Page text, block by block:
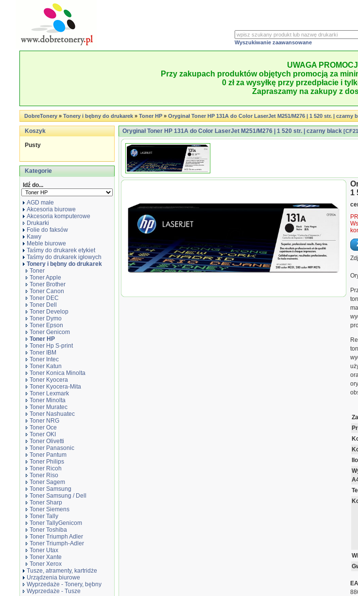
Wyszukiwanie zaawansowane
UWAGA
Przy zakupach produktów objętych promocją za
0 zł za wysyłkę przy przedpłacie i
Zapraszamy na zakupy z
DobreTonery»Tonery i bębny do drukarek»Toner HP»Oryginał Toner HP 131A do Color LaserJet M251/M276 | 1 520 str. | czarny
Koszyk
Pusty
Kategorie
Idź do...
AGD małe
Akcesoria biurowe
Akcesoria komputerowe
Drukarki
Folie do faksów
Kawy
Meble biurowe
Taśmy do drukarek etykiet
Taśmy do drukarek igłowych
Tonery i bębny do drukarek
Toner
Toner Apple
Toner Brother
Toner Canon
Toner DEC
Toner Dell
Toner Develop
Toner Dymo
Toner Epson
Toner Genicom
Toner HP
Toner Hp S-print
Toner IBM
Toner Intec
Toner Katun
Toner Konica Minolta
Toner Kyocera
Toner Kyocera-Mita
Toner Lexmark
Toner Minolta
Toner Muratec
Toner Nashuatec
Toner NRG
Toner Oce
Toner OKI
Toner Olivetti
Toner Panasonic
Toner Pantum
Toner Philips
Toner Ricoh
Toner Riso
Toner Sagem
Toner Samsung
Toner Samsung / Dell
Toner Sharp
Toner Siemens
Toner Tally
Toner TallyGenicom
Toner Toshiba
Toner Triumph Adler
Toner Triumph-Adler
Toner Utax
Toner Xante
Toner Xerox
Tusze, atramenty, kartridże
Urządzenia biurowe
Wyprzedaże - Tonery, bębny
Wyprzedaże - Tusze
Oryginał Toner HP 131A do Color LaserJet M251/M276 | 1 520 str. | czarny black
1